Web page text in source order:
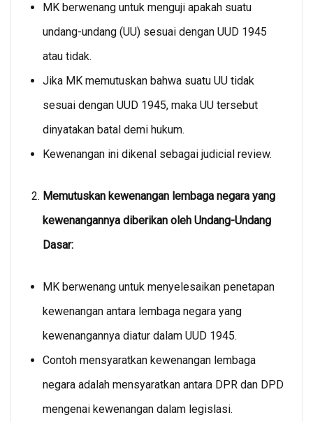
MK berwenang untuk menguji apakah suatu
undang-undang (UU) sesuai dengan UUD 1945
atau tidak.
Jika MK memutuskan bahwa suatu UU tidak
sesuai dengan UUD 1945, maka UU tersebut
dinyatakan batal demi hukum.
Kewenangan ini dikenal sebagai judicial review.
Memutuskan kewenangan lembaga negara yang
kewenangannya diberikan oleh Undang-Undang
Dasar:
MK berwenang untuk menyelesaikan penetapan
kewenangan antara lembaga negara yang
kewenangannya diatur dalam UUD 1945.
Contoh mensyaratkan kewenangan lembaga
negara adalah mensyaratkan antara DPR dan DPD
mengenai kewenangan dalam legislasi.